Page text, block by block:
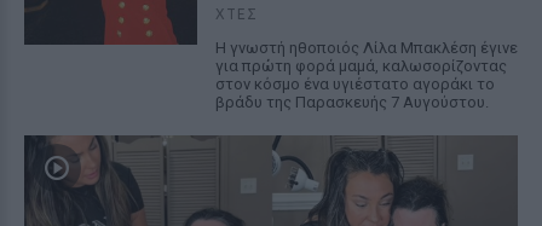
ΧΤΕΣ
Η γνωστή ηθοποιός Λίλα Μπακλέση έγινε
για πρώτη φορά μαμά, καλωσορίζοντας
στον κόσμο ένα υγιέστατο αγοράκι το
βράδυ της Παρασκευής 7 Αυγούστου.